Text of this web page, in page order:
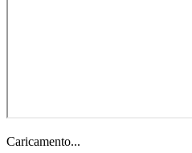
Caricamento...